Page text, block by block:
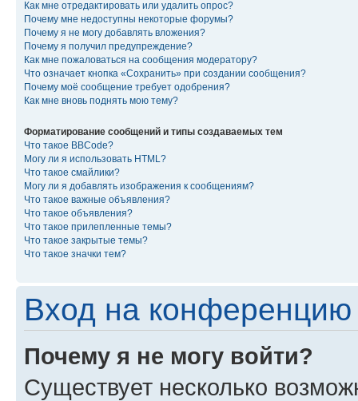
Как мне отредактировать или удалить опрос?
Почему мне недоступны некоторые форумы?
Почему я не могу добавлять вложения?
Почему я получил предупреждение?
Как мне пожаловаться на сообщения модератору?
Что означает кнопка «Сохранить» при создании сообщения?
Почему моё сообщение требует одобрения?
Как мне вновь поднять мою тему?
Форматирование сообщений и типы создаваемых тем
Что такое BBCode?
Могу ли я использовать HTML?
Что такое смайлики?
Могу ли я добавлять изображения к сообщениям?
Что такое важные объявления?
Что такое объявления?
Что такое прилепленные темы?
Что такое закрытые темы?
Что такое значки тем?
Вход на конференцию
Почему я не могу войти?
Существует несколько